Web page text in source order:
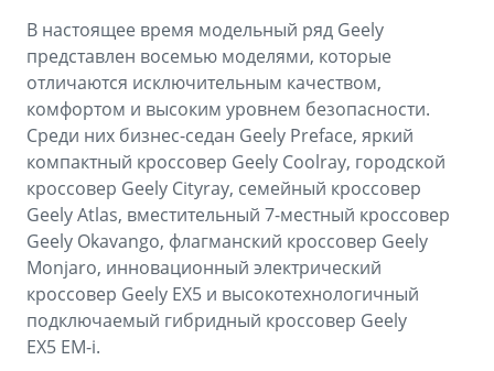
В настоящее время модельный ряд Geely
представлен восемью моделями, которые
отличаются исключительным качеством,
комфортом и высоким уровнем безопасности.
Среди них бизнес-седан Geely Preface, яркий
компактный кроссовер Geely Coolray, городской
кроссовер Geely Cityray, семейный кроссовер
Geely Atlas, вместительный 7-местный кроссовер
Geely Okavango, флагманский кроссовер Geely
Monjaro, инновационный электрический
кроссовер Geely EX5 и высокотехнологичный
подключаемый гибридный кроссовер Geely
EX5 EM-i.